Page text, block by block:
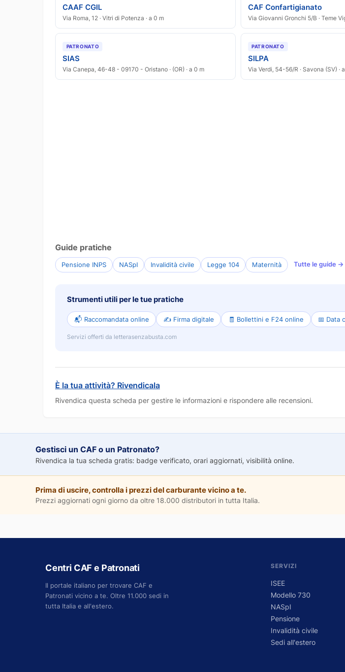
CAAF CGIL
Via Roma, 12 · Vitri di Potenza · a 0 m
CAF Confartigianato
Via Giovanni Gronchi 5/B · Teme
PATRONATO
SIAS
Via Canepa, 46-48 - 09170 - Oristano · (OR) · a 0 m
PATRONATO
SILPA
Via Verdi, 54-56/R · Savona (SV) ·
Guide pratiche
Pensione INPS NASpI Invalidità civile Legge 104 Maternità Tutte le guide →
Strumenti utili per le tue pratiche
📬 Raccomandata online ✍️ Firma digitale 🧾 Bollettini e F24 online 📅 Data
Servizi offerti da letterasenzabusta.com
È la tua attività? Rivendicala
Rivendica questa scheda per gestire le informazioni e rispondere alle recensioni.
Gestisci un CAF o un Patronato?
Rivendica la tua scheda gratis: badge verificato, orari aggiornati, visibilità online.
Prima di uscire, controlla i prezzi del carburante vicino a te.
Prezzi aggiornati ogni giorno da oltre 18.000 distributori in tutta Italia.
Centri CAF e Patronati
Il portale italiano per trovare CAF e
Patronati vicino a te. Oltre 11.000 sedi in
tutta Italia e all'estero.
SERVIZI
ISEE
Modello 730
NASpI
Pensione
Invalidità civile
Sedi all'estero